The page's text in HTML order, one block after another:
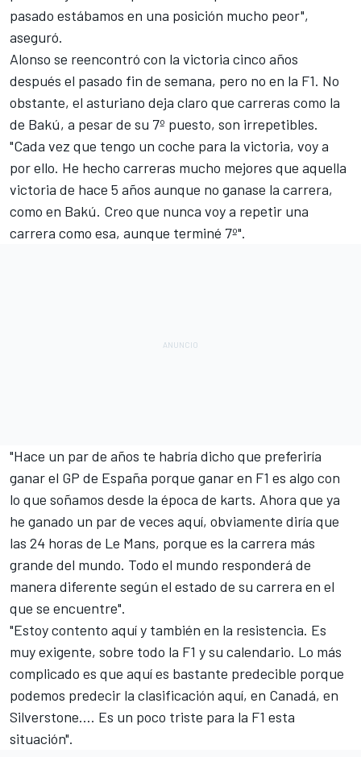
pasado estábamos en una posición mucho peor",
aseguró.
Alonso se reencontró con la victoria cinco años
después el pasado fin de semana, pero no en la F1. No
obstante, el asturiano deja claro que carreras como la
de Bakú, a pesar de su 7º puesto, son irrepetibles.
"Cada vez que tengo un coche para la victoria, voy a
por ello. He hecho carreras mucho mejores que aquella
victoria de hace 5 años aunque no ganase la carrera,
como en Bakú. Creo que nunca voy a repetir una
carrera como esa, aunque terminé 7º".
"Hace un par de años te habría dicho que preferiría
ganar el GP de España porque ganar en F1 es algo con
lo que soñamos desde la época de karts. Ahora que ya
he ganado un par de veces aquí, obviamente diría que
las 24 horas de Le Mans, porque es la carrera más
grande del mundo. Todo el mundo responderá de
manera diferente según el estado de su carrera en el
que se encuentre".
"Estoy contento aquí y también en la resistencia. Es
muy exigente, sobre todo la F1 y su calendario. Lo más
complicado es que aquí es bastante predecible porque
podemos predecir la clasificación aquí, en Canadá, en
Silverstone…. Es un poco triste para la F1 esta
situación".